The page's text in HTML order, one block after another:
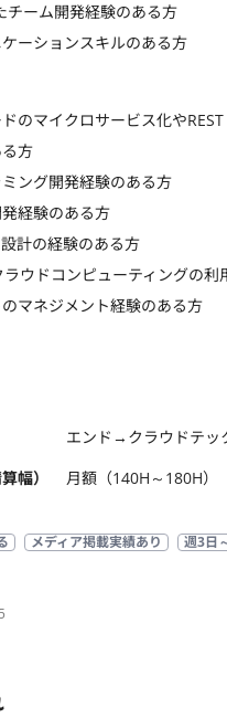
チーム開発経験のある方
ーションスキルのある方
のマイクロサービス化や
方
ング開発経験のある方
経験のある方
計の経験のある方
ラウドコンピューティングの
のマネジメント経験のある方
エンド→クラウドテッ
幅）
月額（140H～180H）
メディア掲載実績あり 週3日